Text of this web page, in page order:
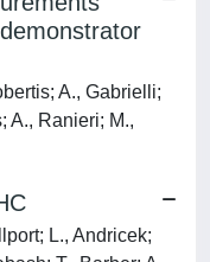
A., Gabrielli;
A., Ranieri; M.,
L., Andricek;